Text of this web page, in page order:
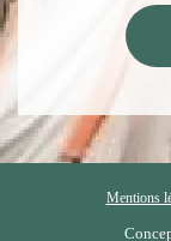
Mentions